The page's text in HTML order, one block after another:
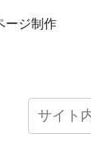
ージ制作